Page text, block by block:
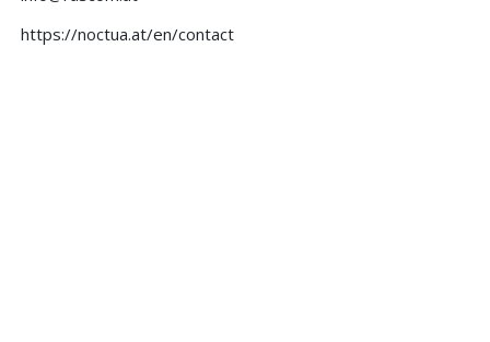
https://noctua.at/en/contact